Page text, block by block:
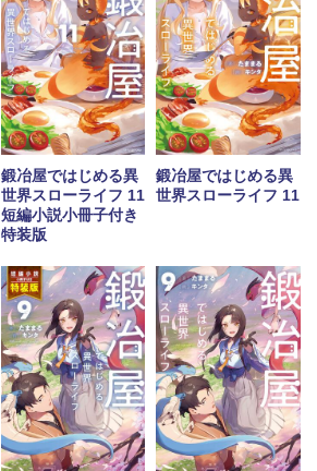
鍛冶屋ではじめる異
世界スローライフ 11
短編小説小冊子付き
特装版
鍛冶屋ではじめる異
世界スローライフ 11